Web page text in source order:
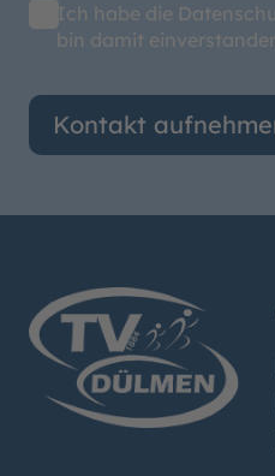
Ich habe die
bin damit
Kontakt